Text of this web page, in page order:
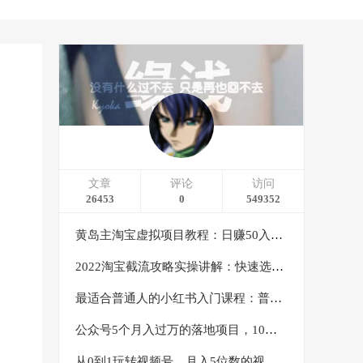
文章
26453
评论
0
访问
549352
黄岛主淘宝虚拟项目教程：日赚50入门基础班（两节课附配套资料）
2022淘宝截流攻略实操讲解：快速选品+直接复制+快速起店
最适合普通人的小红书入门课程：普通人如何通过做小红书年入50万
公众号5个月入过万的落地项目，10大获客渠道，实测涨粉21万